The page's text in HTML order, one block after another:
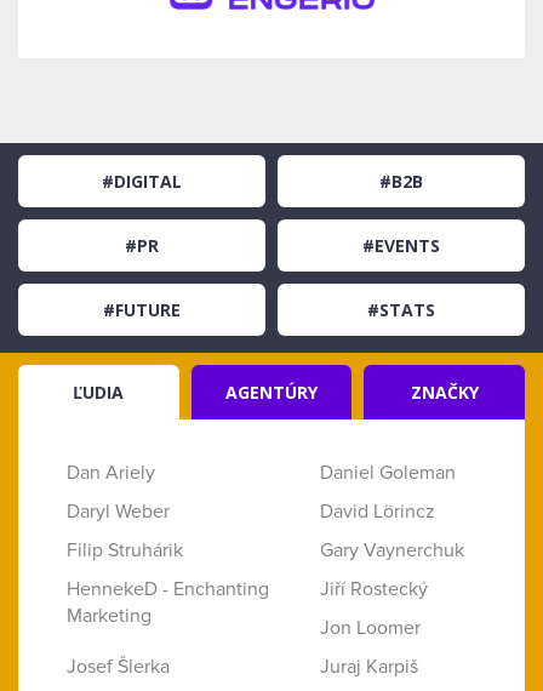
#DIGITAL #B2B
#PR #EVENTS
#FUTURE #STATS
ĽUDIA AGENTÚRY ZNAČKY
Dan Ariely
Daniel Goleman
Daryl Weber
David Lörincz
Filip Struhárik
Gary Vaynerchuk
HennekeD - Enchanting
Marketing
Jiří Rostecký
Jon Loomer
Josef Šlerka
Juraj Karpiš